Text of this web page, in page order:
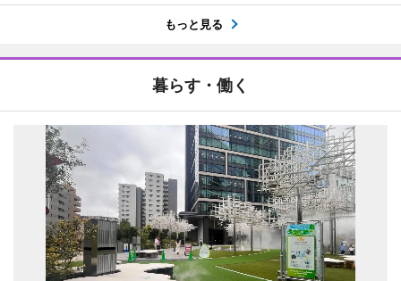
もっと見る
暮らす・働く